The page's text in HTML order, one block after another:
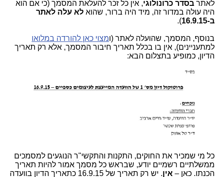
לאתר בסדר כרונולוגי, אין כל זכר להעלאת המסמך (כי אם הוא
היה עולה במדור זה, מיד היה ברור, שהוא לא עלה לאתר
ב-16.9.15
).
בנוסף, המסמך, שהועלה לאתר (ומצוי כאן להורדה במלואו
למתעניינים), אין בו בכלל תאריך חיבור המסמך, אלא רק תאריך
הדיון, כמופיע בתצלום הבא:
כל מי שמכיר את החוקים, התקנות והתקשי"ר הנוגעים למסמכים
ממשלתיים רשמיים יודע, שבראש כל מסמך אמור להיות תאריך
הכנתו. כאן – אין
. יש רק תאריך של 16.9.15 כתאריך הדיון בוועדה